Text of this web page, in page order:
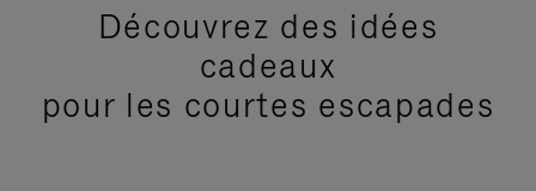
Découvrez des idées
cadeaux
pour les courtes escapades